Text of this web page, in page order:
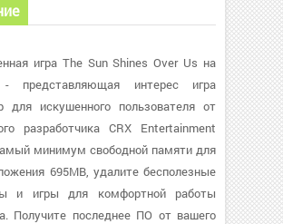
игра The Sun Shines Over Us на
представляющая интерес игра
для искушенного пользователя от
разработчика CRX Entertainment
минимум свободной памяти для
695MB, удалите бесполезные
и игры для комфортной работы
Получите последнее ПО от вашего